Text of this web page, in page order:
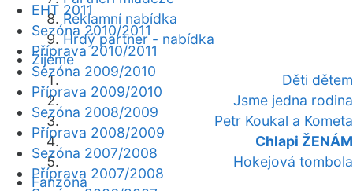
Reklamní nabídka
Hrdý partner - nabídka
Žijeme
Děti dětem
Jsme jedna rodina
Petr Koukal a Kometa
Chlapi ŽENÁM
Hokejová tombola
Fanzóna
EHT 2011
Sezóna 2010/2011
Příprava 2010/2011
Sezóna 2009/2010
Příprava 2009/2010
Sezóna 2008/2009
Příprava 2008/2009
Sezóna 2007/2008
Příprava 2007/2008